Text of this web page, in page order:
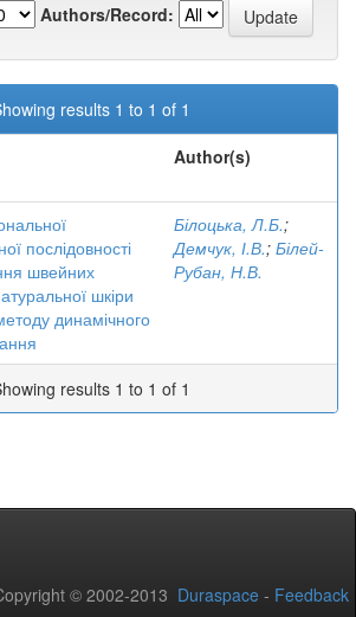
Authors/Record:
results 1 to 1 of 1
Author(s)
послідовності
швейних
шкіри
динамічного
Білоцька, Л.Б.;
Демчук, І.В.; Білей-
Рубан, Н.В.
results 1 to 1 of 1
© 2002-2013 Duraspace - Feedback